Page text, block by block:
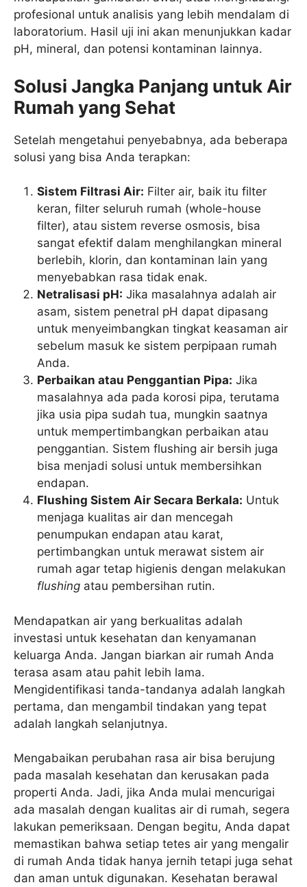
profesional untuk analisis yang lebih mendalam di
laboratorium. Hasil uji ini akan menunjukkan kadar
pH, mineral, dan potensi kontaminan lainnya.
Solusi Jangka Panjang untuk Air
Rumah yang Sehat
Setelah mengetahui penyebabnya, ada beberapa
solusi yang bisa Anda terapkan:
Sistem Filtrasi Air: Filter air, baik itu filter
keran, filter seluruh rumah (whole-house
filter), atau sistem reverse osmosis, bisa
sangat efektif dalam menghilangkan mineral
berlebih, klorin, dan kontaminan lain yang
menyebabkan rasa tidak enak.
Netralisasi pH: Jika masalahnya adalah air
asam, sistem penetral pH dapat dipasang
untuk menyeimbangkan tingkat keasaman air
sebelum masuk ke sistem perpipaan rumah
Anda.
Perbaikan atau Penggantian Pipa: Jika
masalahnya ada pada korosi pipa, terutama
jika usia pipa sudah tua, mungkin saatnya
untuk mempertimbangkan perbaikan atau
penggantian. Sistem flushing air bersih juga
bisa menjadi solusi untuk membersihkan
endapan.
Flushing Sistem Air Secara Berkala: Untuk
menjaga kualitas air dan mencegah
penumpukan endapan atau karat,
pertimbangkan untuk merawat sistem air
rumah agar tetap higienis dengan melakukan
flushing atau pembersihan rutin.
Mendapatkan air yang berkualitas adalah
investasi untuk kesehatan dan kenyamanan
keluarga Anda. Jangan biarkan air rumah Anda
terasa asam atau pahit lebih lama.
Mengidentifikasi tanda-tandanya adalah langkah
pertama, dan mengambil tindakan yang tepat
adalah langkah selanjutnya.
Mengabaikan perubahan rasa air bisa berujung
pada masalah kesehatan dan kerusakan pada
properti Anda. Jadi, jika Anda mulai mencurigai
ada masalah dengan kualitas air di rumah, segera
lakukan pemeriksaan. Dengan begitu, Anda dapat
memastikan bahwa setiap tetes air yang mengalir
di rumah Anda tidak hanya jernih tetapi juga sehat
dan aman untuk digunakan. Kesehatan berawal